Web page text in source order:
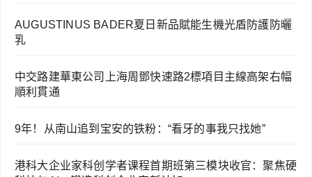
AUGUSTINUS BADER夏日新品賦能生機光盾防護防曬
乳
中交路建華東公司上海周鄧快速路2標項目主線高架右幅
順利貫通
9年！从南山追到宝安的铁粉：“看牙的事我只找她”
港科大企业家科创学者课程首期班第三模块收官：聚焦硬